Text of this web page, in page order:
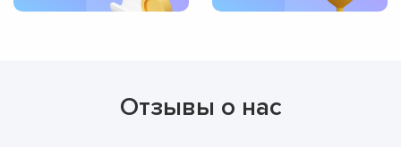
Отзывы о нас